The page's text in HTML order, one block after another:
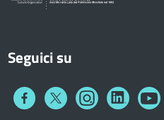
Seguici su
Collegamento
Collegamento
a
Collegamento
a a a